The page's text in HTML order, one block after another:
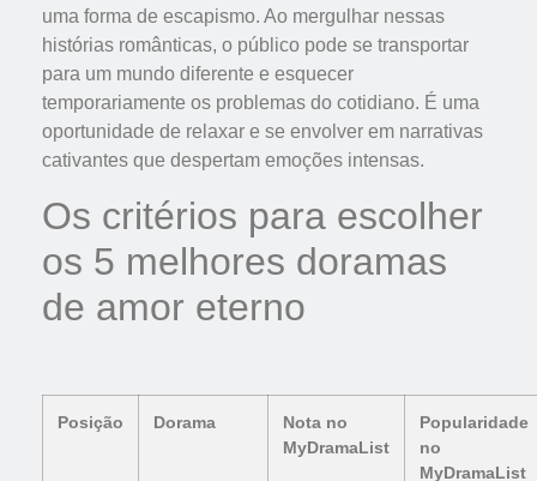
uma forma de escapismo. Ao mergulhar nessas
histórias românticas, o público pode se transportar
para um mundo diferente e esquecer
temporariamente os problemas do cotidiano. É uma
oportunidade de relaxar e se envolver em narrativas
cativantes que despertam emoções intensas.
Os critérios para escolher
os 5 melhores doramas
de amor eterno
Posição Dorama
Nota no
MyDramaList
Popularidade
no
MyDramaList